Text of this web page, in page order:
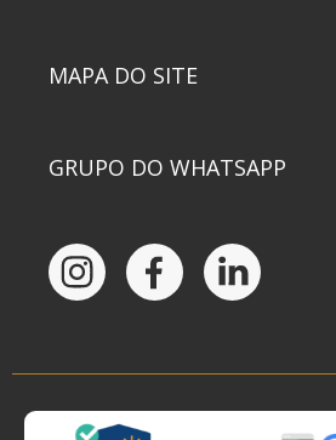
MAPA DO SITE
GRUPO DO WHATSAPP